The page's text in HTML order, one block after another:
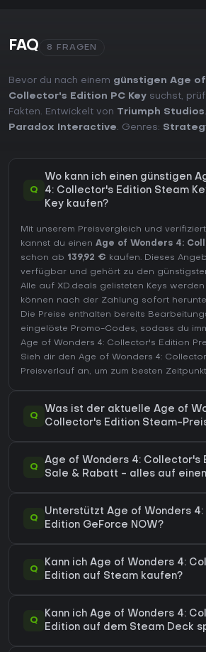
FAQ 8 FRAGEN
Bevor du nach einem günstigen Age
Collector's Edition PC Key suchst,
Fakten. Entwickelt von Triumph Studios
Paradox Interactive. Genres:
Q
Wo kann ich einen günstigen
4: Collector's Edition Steam
Key kaufen?
Mit unserem Preisvergleich und
kannst du einen Age of Wonders 4:
schon ab 139,92 € kaufen. Dieses
verfügbar und gehört zu den
Alle auf XD.deals gelisteten Keys
können nach der Zahlung sofort
Die Preise enthalten bereits
eingelöste Promo-Codes, sodass du
Age of Wonders 4: Collector's Edition
Sieh dir den Age of Wonders 4:
Preisverlauf an, um zum besten
Q
Was ist der aktuelle Age of
Collector's Edition Steam-
Q
Age of Wonders 4: Collector's
Sale & Rabatt - alles auf
Q
Unterstützt Age of Wonders
Edition GeForce NOW?
Q
Kann ich Age of Wonders 4:
Edition auf Steam kaufen?
Q
Kann ich Age of Wonders 4:
Edition auf dem Steam Deck